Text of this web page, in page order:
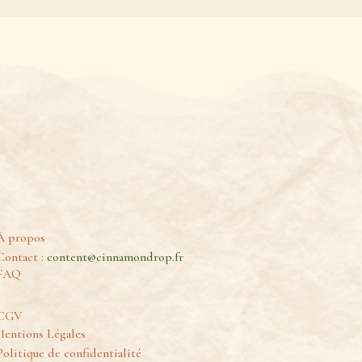
propos
: content@cinnamondrop.fr
Légales
de confidentialité